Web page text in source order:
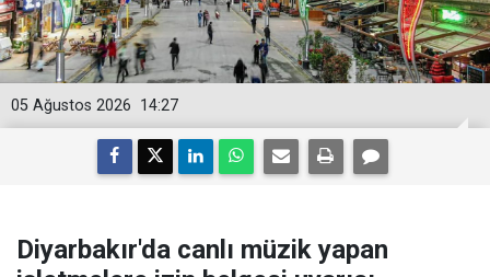
14:27
05 Ağustos 2026
Diyarbakır'da canlı müzik yapan